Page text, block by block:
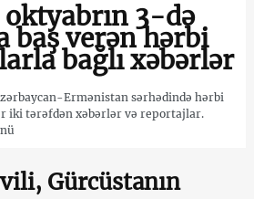
3-də
baş verən hərbi
bağlı xəbərlər
Ermənistan sərhədində hərbi
iki tərəfdən xəbərlər və reportajlar.
Gürcüstanın